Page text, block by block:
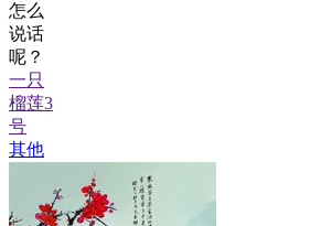
怎么
说话
呢？
一只
榴莲3
号
其他